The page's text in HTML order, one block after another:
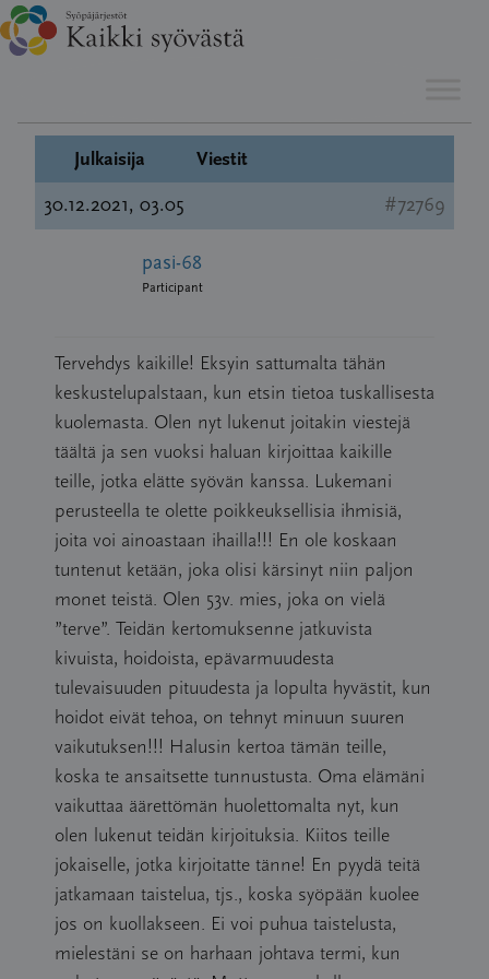
sisältöön
Julkaisija Viestit
30.12.2021, 03.05 #72769
pasi-68
Participant
Tervehdys kaikille! Eksyin sattumalta tähän
keskustelupalstaan, kun etsin tietoa tuskallisesta
kuolemasta. Olen nyt lukenut joitakin viestejä
täältä ja sen vuoksi haluan kirjoittaa kaikille
teille, jotka elätte syövän kanssa. Lukemani
perusteella te olette poikkeuksellisia ihmisiä,
joita voi ainoastaan ihailla!!! En ole koskaan
tuntenut ketään, joka olisi kärsinyt niin paljon
monet teistä. Olen 53v. mies, joka on vielä
”terve”. Teidän kertomuksenne jatkuvista
kivuista, hoidoista, epävarmuudesta
tulevaisuuden pituudesta ja lopulta hyvästit, kun
hoidot eivät tehoa, on tehnyt minuun suuren
vaikutuksen!!! Halusin kertoa tämän teille,
koska te ansaitsette tunnustusta. Oma elämäni
vaikuttaa äärettömän huolettomalta nyt, kun
olen lukenut teidän kirjoituksia. Kiitos teille
jokaiselle, jotka kirjoitatte tänne! En pyydä teitä
jatkamaan taistelua, tjs., koska syöpään kuolee
jos on kuollakseen. Ei voi puhua taistelusta,
mielestäni se on harhaan johtava termi, kun